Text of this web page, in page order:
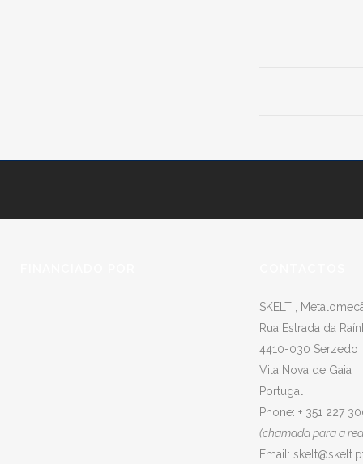
SKELT ,
Rua Estrada da
4410-030 Serzedo
Vila Nova de Gaia
Portugal
Phone: + 351 227
(chamada para a
Email: